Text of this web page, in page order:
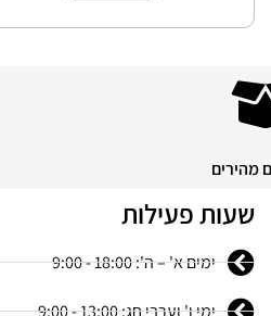
מהירים
שעות פעילות
ימים א' – ה': 18:00 - 9:00
ימי ו' וערבי חג: 13:00 - 9:00